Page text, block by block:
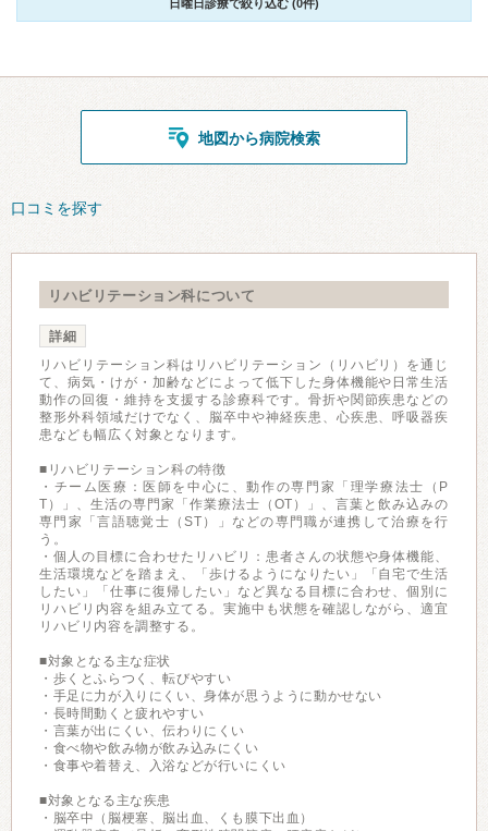
日曜日診療で絞り込む (0件)
地図から病院検索
口コミを探す
リハビリテーション科について
詳細
リハビリテーション科はリハビリテーション（リハビリ）を通じ
て、病気・けが・加齢などによって低下した身体機能や日常生活
動作の回復・維持を支援する診療科です。骨折や関節疾患などの
整形外科領域だけでなく、脳卒中や神経疾患、心疾患、呼吸器疾
患なども幅広く対象となります。
■リハビリテーション科の特徴
・チーム医療：医師を中心に、動作の専門家「理学療法士（P
T）」、生活の専門家「作業療法士（OT）」、言葉と飲み込みの
専門家「言語聴覚士（ST）」などの専門職が連携して治療を行
う。
・個人の目標に合わせたリハビリ：患者さんの状態や身体機能、
生活環境などを踏まえ、「歩けるようになりたい」「自宅で生活
したい」「仕事に復帰したい」など異なる目標に合わせ、個別に
リハビリ内容を組み立てる。実施中も状態を確認しながら、適宜
リハビリ内容を調整する。
■対象となる主な症状
・歩くとふらつく、転びやすい
・手足に力が入りにくい、身体が思うように動かせない
・長時間動くと疲れやすい
・言葉が出にくい、伝わりにくい
・食べ物や飲み物が飲み込みにくい
・食事や着替え、入浴などが行いにくい
■対象となる主な疾患
・脳卒中（脳梗塞、脳出血、くも膜下出血）